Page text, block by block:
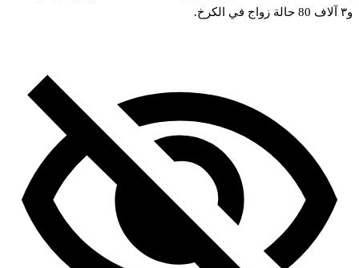
و٣ آلاف 80 حالة زواج في الكرخ.